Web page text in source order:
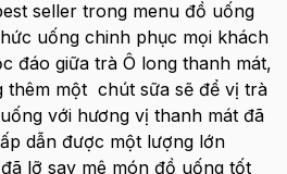
seller trong menu đồ uống
uống chinh phục mọi khách
đáo giữa trà Ô long thanh mát,
thêm một chút sữa sẽ để vị trà
với hương vị thanh mát đã
dẫn được một lượng lớn
lỡ say mê món đồ uống tốt